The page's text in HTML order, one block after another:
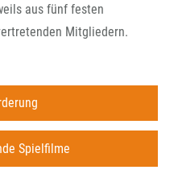
aus fünf festen
Mitgliedern.
Spielfilme